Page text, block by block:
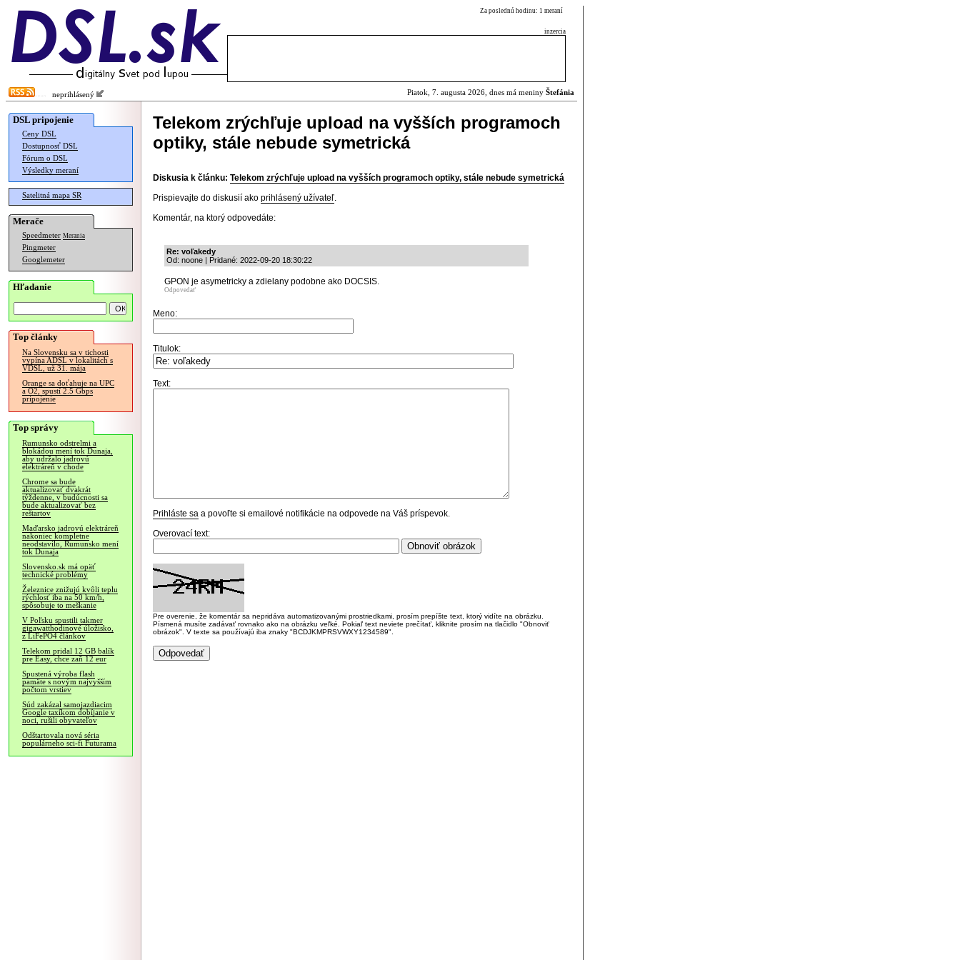
Za poslednú hodinu: 1 meraní
inzercia
neprihlásený Piatok, 7. augusta 2026, dnes má meniny Štefánia
DSL pripojenie
Ceny DSL
Dostupnosť DSL
Fórum o DSL
Výsledky meraní
Satelitná mapa SR
Merače
Speedmeter Merania
Pingmeter
Googlemeter
Hľadanie
Top články
Na Slovensku sa v tichosti
vypína ADSL v lokalitách s
VDSL, už 31. mája
Orange sa doťahuje na UPC
a O2, spustí 2.5 Gbps
pripojenie
Top správy
Rumunsko odstrelmi a
blokádou mení tok Dunaja,
aby udržalo jadrovú
elektráreň v chode
Chrome sa bude
aktualizovať dvakrát
týždenne, v budúcnosti sa
bude aktualizovať bez
reštartov
Maďarsko jadrovú elektráreň
nakoniec kompletne
neodstavilo, Rumunsko mení
tok Dunaja
Slovensko.sk má opäť
technické problémy
Železnice znižujú kvôli teplu
rýchlosť iba na 50 km/h,
spôsobuje to meškanie
V Poľsku spustili takmer
gigawatthodinové úložisko,
z LiFePO4 článkov
Telekom pridal 12 GB balík
pre Easy, chce zaň 12 eur
Spustená výroba flash
pamäte s novým najvyšším
počtom vrstiev
Súd zakázal samojazdiacim
Google taxíkom dobíjanie v
noci, rušili obyvateľov
Odštartovala nová séria
populárneho sci-fi Futurama
Telekom zrýchľuje upload na vyšších programoch
optiky, stále nebude symetrická
Diskusia k článku: Telekom zrýchľuje upload na vyšších programoch optiky, stále nebude symetrická
Prispievajte do diskusií ako prihlásený užívateľ.
Komentár, na ktorý odpovedáte:
Re: voľakedy
Od: noone | Pridané: 2022-09-20 18:30:22
GPON je asymetricky a zdielany podobne ako DOCSIS.
Odpovedať
Meno:
Titulok:
Text:
Prihláste sa a povoľte si emailové notifikácie na odpovede na Váš príspevok.
Overovací text:
Pre overenie, že komentár sa nepridáva automatizovanými prostriedkami, prosím prepíšte text, ktorý vidíte na obrázku.
Písmená musíte zadávať rovnako ako na obrázku veľké. Pokiaľ text neviete prečítať, kliknite prosím na tlačidlo "Obnoviť
obrázok". V texte sa používajú iba znaky "BCDJKMPRSVWXY1234589".